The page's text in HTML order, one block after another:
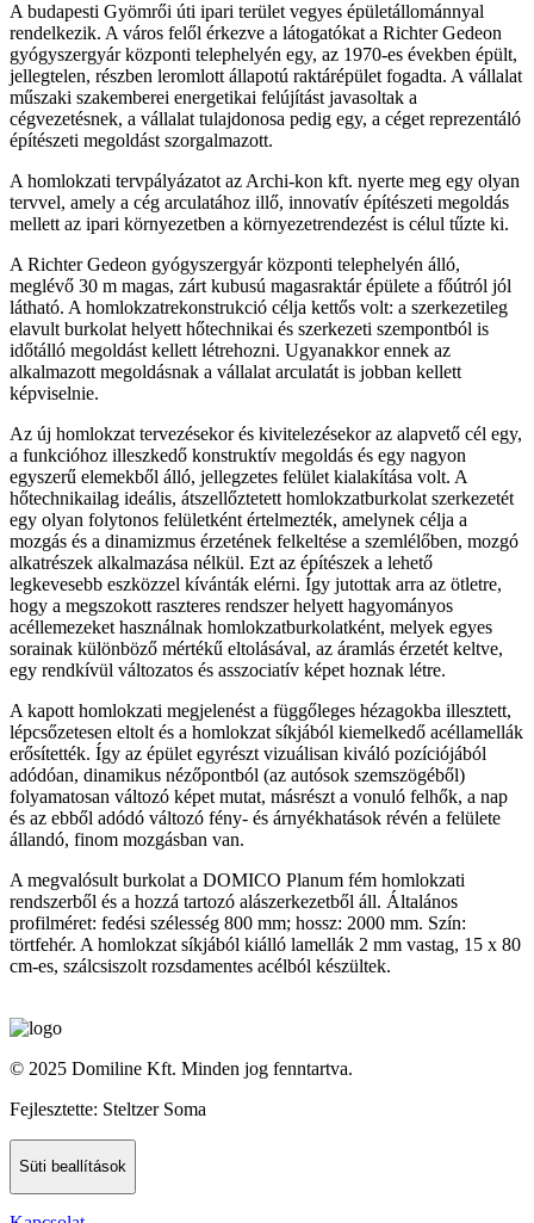
A budapesti Gyömrői úti ipari terület vegyes épületállománnyal
rendelkezik. A város felől érkezve a látogatókat a Richter Gedeon
gyógyszergyár központi telephelyén egy, az 1970-es években épült,
jellegtelen, részben leromlott állapotú raktárépület fogadta. A vállalat
műszaki szakemberei energetikai felújítást javasoltak a
cégvezetésnek, a vállalat tulajdonosa pedig egy, a céget reprezentáló
építészeti megoldást szorgalmazott.
A homlokzati tervpályázatot az Archi-kon kft. nyerte meg egy olyan
tervvel, amely a cég arculatához illő, innovatív építészeti megoldás
mellett az ipari környezetben a környezetrendezést is célul tűzte ki.
A Richter Gedeon gyógyszergyár központi telephelyén álló,
meglévő 30 m magas, zárt kubusú magasraktár épülete a főútról jól
látható. A homlokzatrekonstrukció célja kettős volt: a szerkezetileg
elavult burkolat helyett hőtechnikai és szerkezeti szempontból is
időtálló megoldást kellett létrehozni. Ugyanakkor ennek az
alkalmazott megoldásnak a vállalat arculatát is jobban kellett
képviselnie.
Az új homlokzat tervezésekor és kivitelezésekor az alapvető cél egy,
a funkcióhoz illeszkedő konstruktív megoldás és egy nagyon
egyszerű elemekből álló, jellegzetes felület kialakítása volt. A
hőtechnikailag ideális, átszellőztetett homlokzatburkolat szerkezetét
egy olyan folytonos felületként értelmezték, amelynek célja a
mozgás és a dinamizmus érzetének felkeltése a szemlélőben, mozgó
alkatrészek alkalmazása nélkül. Ezt az építészek a lehető
legkevesebb eszközzel kívánták elérni. Így jutottak arra az ötletre,
hogy a megszokott raszteres rendszer helyett hagyományos
acéllemezeket használnak homlokzatburkolatként, melyek egyes
sorainak különböző mértékű eltolásával, az áramlás érzetét keltve,
egy rendkívül változatos és asszociatív képet hoznak létre.
A kapott homlokzati megjelenést a függőleges hézagokba illesztett,
lépcsőzetesen eltolt és a homlokzat síkjából kiemelkedő acéllamellák
erősítették. Így az épület egyrészt vizuálisan kiváló pozíciójából
adódóan, dinamikus nézőpontból (az autósok szemszögéből)
folyamatosan változó képet mutat, másrészt a vonuló felhők, a nap
és az ebből adódó változó fény- és árnyékhatások révén a felülete
állandó, finom mozgásban van.
A megvalósult burkolat a DOMICO Planum fém homlokzati
rendszerből és a hozzá tartozó alászerkezetből áll. Általános
profilméret: fedési szélesség 800 mm; hossz: 2000 mm. Szín:
törtfehér. A homlokzat síkjából kiálló lamellák 2 mm vastag, 15 x 80
cm-es, szálcsiszolt rozsdamentes acélból készültek.
© 2025 Domiline Kft. Minden jog fenntartva.
Fejlesztette: Steltzer Soma
Süti beallítások